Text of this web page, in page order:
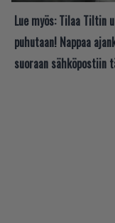
Lue myös: Tilaa Tiltin
puhutaan! Nappaa
suoraan sähköpostiin